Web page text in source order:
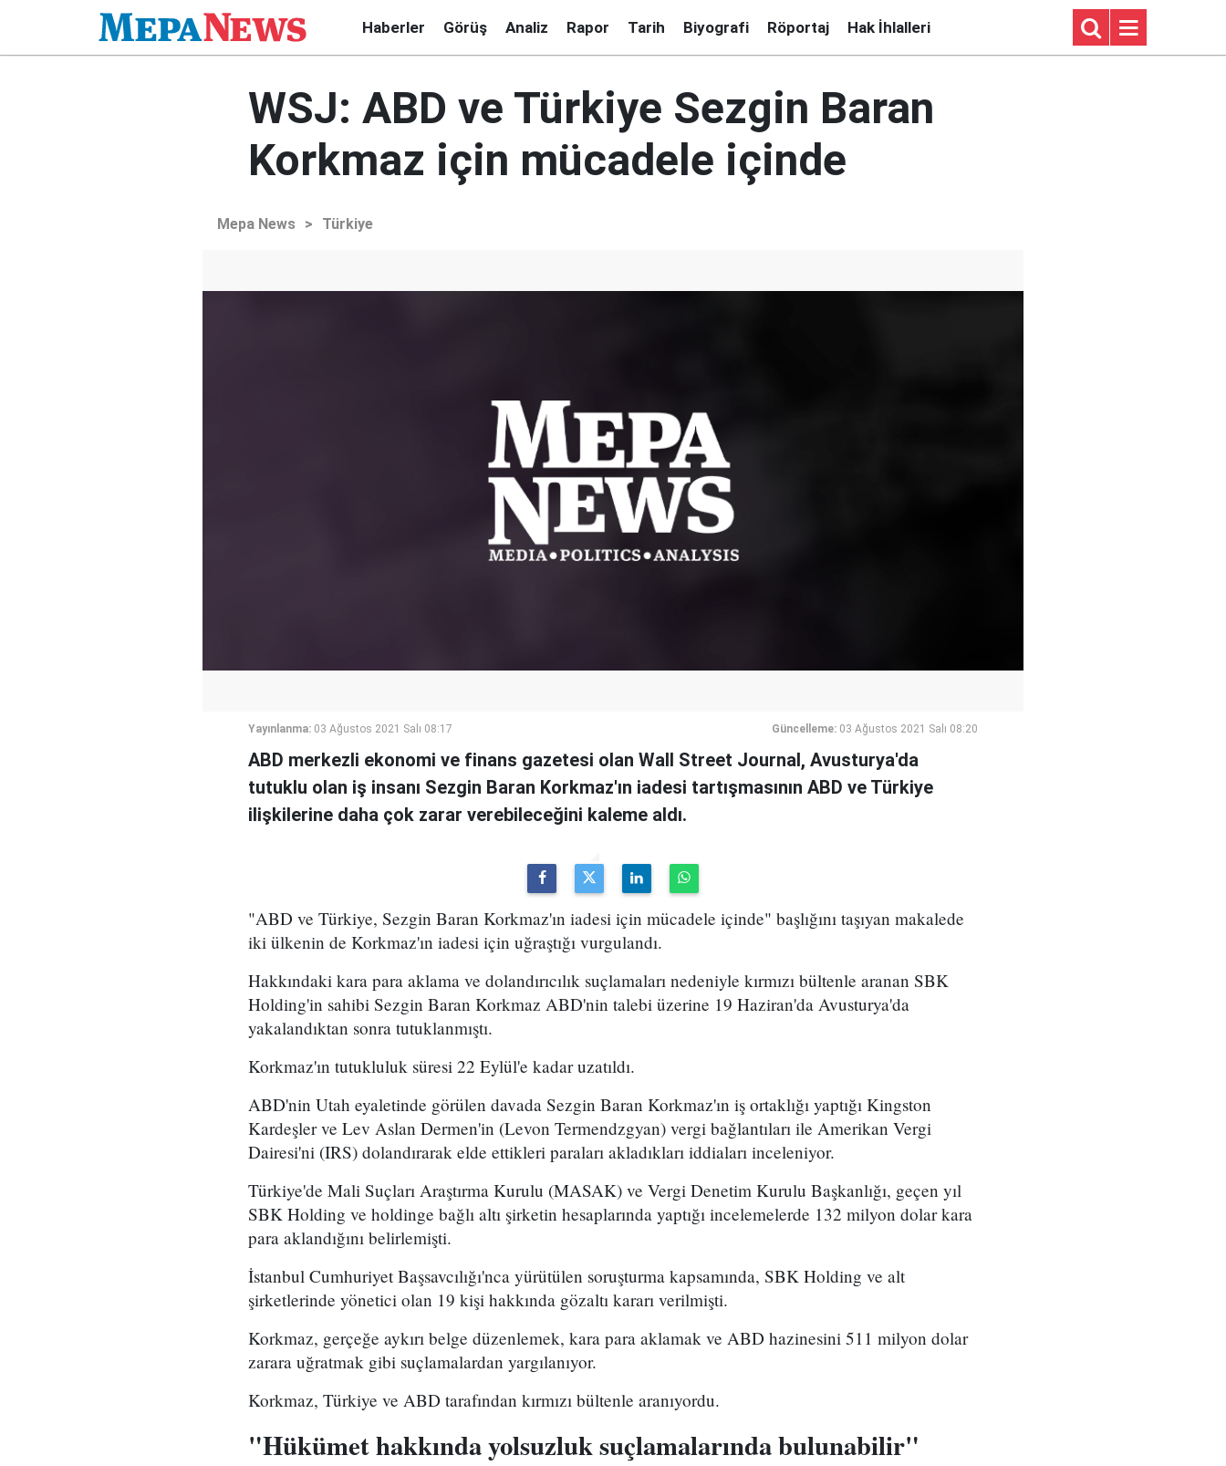
Haberler Görüş Analiz Rapor Tarih Biyografi Röportaj Hak İhlalleri
WSJ: ABD ve Türkiye Sezgin Baran
Korkmaz için mücadele içinde
Mepa News > Türkiye
Yayınlanma: 03 Ağustos 2021 Salı 08:17 Güncelleme: 03 Ağustos 2021 Salı 08:20
ABD merkezli ekonomi ve finans gazetesi olan Wall Street Journal, Avusturya'da
tutuklu olan iş insanı Sezgin Baran Korkmaz'ın iadesi tartışmasının ABD ve Türkiye
ilişkilerine daha çok zarar verebileceğini kaleme aldı.
"ABD ve Türkiye, Sezgin Baran Korkmaz'ın iadesi için mücadele içinde" başlığını taşıyan makalede
iki ülkenin de Korkmaz'ın iadesi için uğraştığı vurgulandı.
Hakkındaki kara para aklama ve dolandırıcılık suçlamaları nedeniyle kırmızı bültenle aranan SBK
Holding'in sahibi Sezgin Baran Korkmaz ABD'nin talebi üzerine 19 Haziran'da Avusturya'da
yakalandıktan sonra tutuklanmıştı.
Korkmaz'ın tutukluluk süresi 22 Eylül'e kadar uzatıldı.
ABD'nin Utah eyaletinde görülen davada Sezgin Baran Korkmaz'ın iş ortaklığı yaptığı Kingston
Kardeşler ve Lev Aslan Dermen'in (Levon Termendzgyan) vergi bağlantıları ile Amerikan Vergi
Dairesi'ni (IRS) dolandırarak elde ettikleri paraları akladıkları iddiaları inceleniyor.
Türkiye'de Mali Suçları Araştırma Kurulu (MASAK) ve Vergi Denetim Kurulu Başkanlığı, geçen yıl
SBK Holding ve holdinge bağlı altı şirketin hesaplarında yaptığı incelemelerde 132 milyon dolar kara
para aklandığını belirlemişti.
İstanbul Cumhuriyet Başsavcılığı'nca yürütülen soruşturma kapsamında, SBK Holding ve alt
şirketlerinde yönetici olan 19 kişi hakkında gözaltı kararı verilmişti.
Korkmaz, gerçeğe aykırı belge düzenlemek, kara para aklamak ve ABD hazinesini 511 milyon dolar
zarara uğratmak gibi suçlamalardan yargılanıyor.
Korkmaz, Türkiye ve ABD tarafından kırmızı bültenle aranıyordu.
"Hükümet hakkında yolsuzluk suçlamalarında bulunabilir"